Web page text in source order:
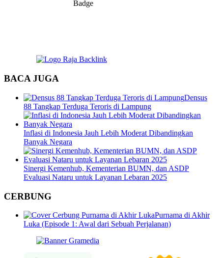
BACA JUGA
Densus
88 Tangkap Terduga Teroris di Lampung
Inflasi di Indonesia Jauh Lebih Moderat Dibandingkan
Banyak Negara
Sinergi Kemenhub, Kementerian BUMN, dan ASDP
Evaluasi Nataru untuk Layanan Lebaran 2025
CERBUNG
Purnama di Akhir
Luka (Episode 1: Awal dari Sebuah Perjalanan)